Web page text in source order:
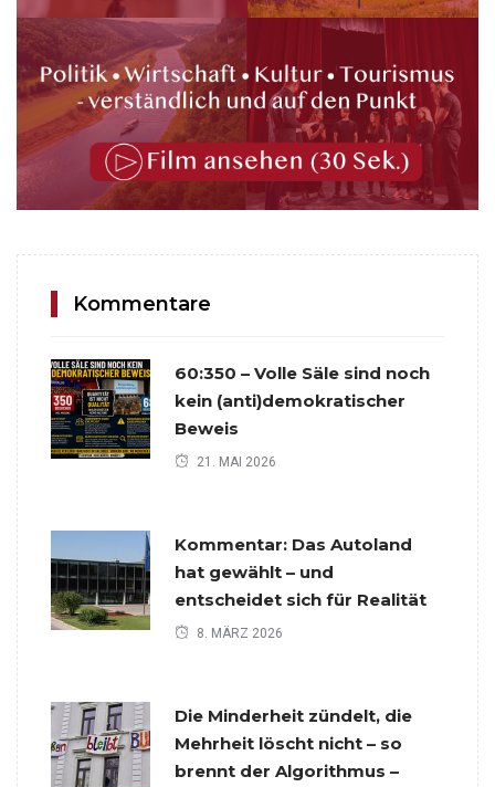
Kommentare
60:350 – Volle Säle sind noch
kein (anti)demokratischer
Beweis
21. MAI 2026
Kommentar: Das Autoland
hat gewählt – und
entscheidet sich für Realität
8. MÄRZ 2026
Die Minderheit zündelt, die
Mehrheit löscht nicht – so
brennt der Algorithmus –